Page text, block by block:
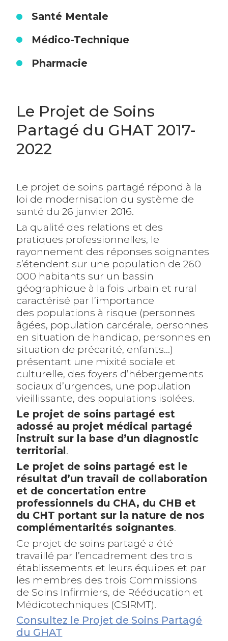
Santé Mentale
Médico-Technique
Pharmacie
Le Projet de Soins
Partagé du GHAT 2017-
2022
Le projet de soins partagé répond à la
loi de modernisation du système de
santé du 26 janvier 2016.
La qualité des relations et des
pratiques professionnelles, le
rayonnement des réponses soignantes
s’étendent sur une population de 260
000 habitants sur un bassin
géographique à la fois urbain et rural
caractérisé par l’importance
des populations à risque (personnes
âgées, population carcérale, personnes
en situation de handicap, personnes en
situation de précarité, enfants…)
présentant une mixité sociale et
culturelle, des foyers d’hébergements
sociaux d’urgences, une population
vieillissante, des populations isolées.
Le projet de soins partagé est
adossé au projet médical partagé
instruit sur la base d’un diagnostic
territorial.
Le projet de soins partagé est le
résultat d’un travail de collaboration
et de concertation entre
professionnels du CHA, du CHB et
du CHT portant sur la nature de nos
complémentarités soignantes.
Ce projet de soins partagé a été
travaillé par l’encadrement des trois
établissements et leurs équipes et par
les membres des trois Commissions
de Soins Infirmiers, de Rééducation et
Médicotechniques (CSIRMT).
Consultez le Projet de Soins Partagé
du GHAT